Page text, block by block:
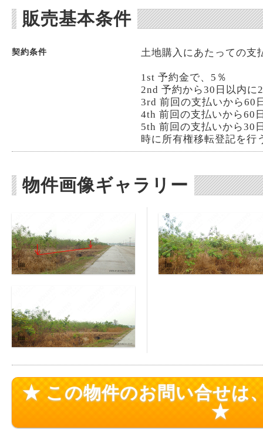
販売基本条件
契約条件 土地購入にあたっての支
1st 予約金で、5％
2nd 予約から30日以内に
3rd 前回の支払いから60
4th 前回の支払いから60
5th 前回の支払いから30
時に所有権移転登記を行
物件画像ギャラリー
★ この物件のお問い合せは
★